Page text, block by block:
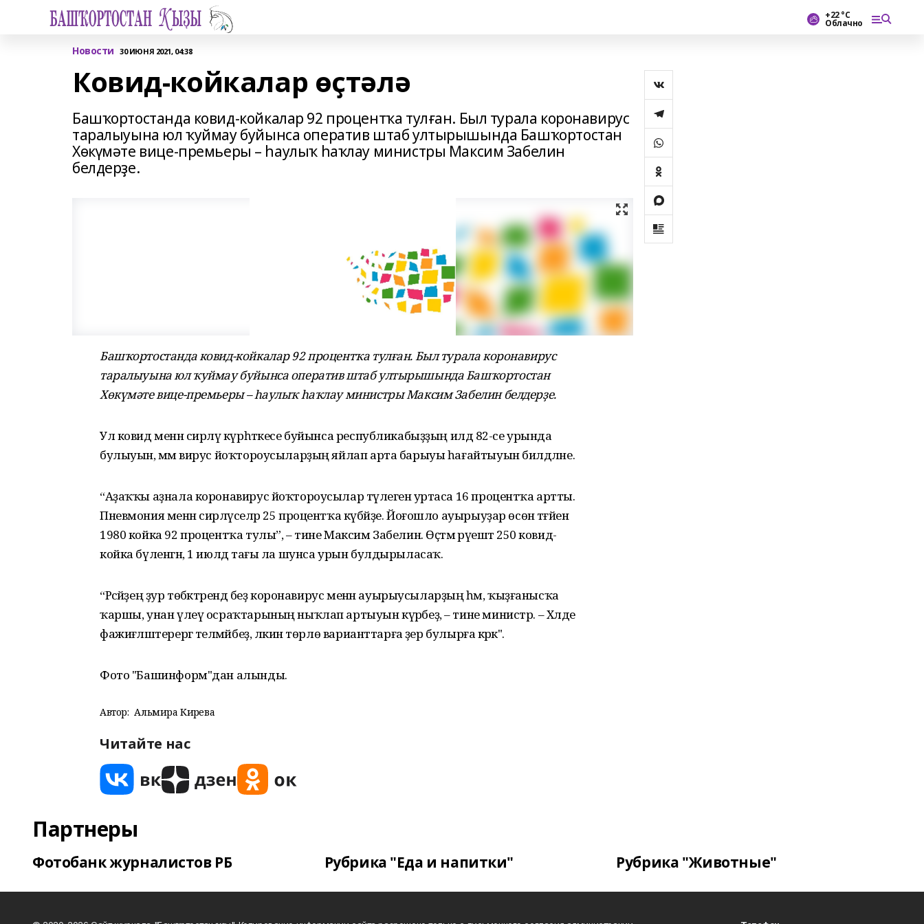
+22 °С
Облачно
Новости 30 ИЮНЯ 2021, 04:38
Ковид-койкалар өҫтәлә
Башҡортостанда ковид-койкалар 92 процентҡа тулған. Был турала коронавирус
таралыуына юл ҡуймау буйынса оператив штаб ултырышында Башҡортостан
Хөкүмәте вице-премьеры – һаулыҡ һаҡлау министры Максим Забелин
белдерҙе.
Башҡортостанда ковид-койкалар 92 процентҡа тулған. Был турала коронавирус
таралыуына юл ҡуймау буйынса оператив штаб ултырышында Башҡортостан
Хөкүмәте вице-премьеры – һаулыҡ һаҡлау министры Максим Забелин белдерҙе.
Ул ковид менән сирләү күрһәткесе буйынса республикабыҙҙың илдә 82-се урында
булыуын, әммә вирус йоҡтороусыларҙың яйлап арта барыуы һағайтыуын билдәләне.
“Аҙаҡҡы аҙнала коронавирус йоҡтороусылар тәүлегенә уртаса 16 процентҡа артты.
Пневмония менән сирләүселәр 25 процентҡа күбәйҙе. Йоғошло ауырыуҙар өсөн тәғәйен
1980 койка 92 процентҡа тулы”, – тине Максим Забелин. Өҫтәмә рәүештә 250 ковид-
койка бүленгән, 1 июлдә тағы ла шунса урын булдырыласаҡ.
“Рәсәйҙең ҙур төбәктәрендә беҙ коронавирус менән ауырыусыларҙың һәм, ҡыҙғанысҡа
ҡаршы, унан үлеү осраҡтарының ныҡлап артыуын күрәбеҙ, – тине министр. – Хәлде
фажиғәләштерергә теләмәйбеҙ, ләкин төрлө варианттарға әҙер булырға кәрәк".
Фото "Башинформ"дан алынды.
Автор: Альмира Кирәева
Читайте нас
Партнеры
Фотобанк журналистов РБ Рубрика "Еда и напитки" Рубрика "Животные"